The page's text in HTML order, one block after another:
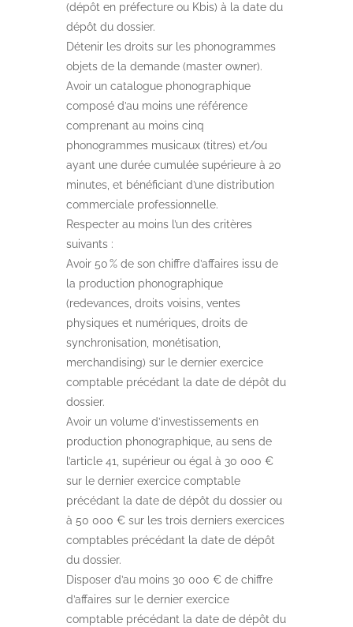
(dépôt en préfecture ou Kbis) à la date du
dépôt du dossier.
Détenir les droits sur les phonogrammes
objets de la demande (master owner).
Avoir un catalogue phonographique
composé d’au moins une référence
comprenant au moins cinq
phonogrammes musicaux (titres) et/ou
ayant une durée cumulée supérieure à 20
minutes, et bénéficiant d’une distribution
commerciale professionnelle.
Respecter au moins l’un des critères
suivants :
Avoir 50 % de son chiffre d’affaires issu de
la production phonographique
(redevances, droits voisins, ventes
physiques et numériques, droits de
synchronisation, monétisation,
merchandising) sur le dernier exercice
comptable précédant la date de dépôt du
dossier.
Avoir un volume d’investissements en
production phonographique, au sens de
l’article 41, supérieur ou égal à 30 000 €
sur le dernier exercice comptable
précédant la date de dépôt du dossier ou
à 50 000 € sur les trois derniers exercices
comptables précédant la date de dépôt
du dossier.
Disposer d’au moins 30 000 € de chiffre
d’affaires sur le dernier exercice
comptable précédant la date de dépôt du